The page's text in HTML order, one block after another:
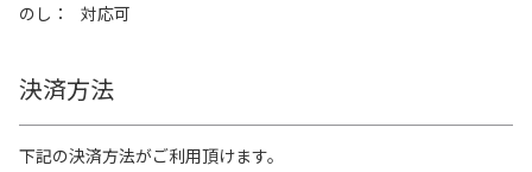
のし
対応可
決済方法
下記の決済方法がご利用頂けます。